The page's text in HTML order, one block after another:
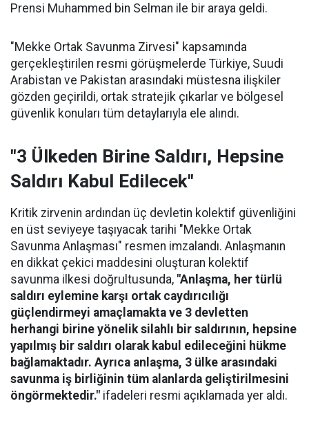
Prensi Muhammed bin Selman ile bir araya geldi.
"Mekke Ortak Savunma Zirvesi" kapsamında
gerçekleştirilen resmi görüşmelerde Türkiye, Suudi
Arabistan ve Pakistan arasındaki müstesna ilişkiler
gözden geçirildi, ortak stratejik çıkarlar ve bölgesel
güvenlik konuları tüm detaylarıyla ele alındı.
"3 Ülkeden Birine Saldırı, Hepsine
Saldırı Kabul Edilecek"
Kritik zirvenin ardından üç devletin kolektif güvenliğini
en üst seviyeye taşıyacak tarihi "Mekke Ortak
Savunma Anlaşması" resmen imzalandı. Anlaşmanın
en dikkat çekici maddesini oluşturan kolektif
savunma ilkesi doğrultusunda, "Anlaşma, her türlü
saldırı eylemine karşı ortak caydırıcılığı
güçlendirmeyi amaçlamakta ve 3 devletten
herhangi birine yönelik silahlı bir saldırının, hepsine
yapılmış bir saldırı olarak kabul edileceğini hükme
bağlamaktadır. Ayrıca anlaşma, 3 ülke arasındaki
savunma iş birliğinin tüm alanlarda geliştirilmesini
öngörmektedir." ifadeleri resmi açıklamada yer aldı.